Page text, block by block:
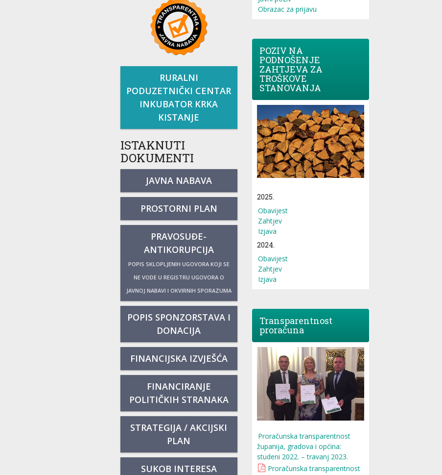
RURALNI
PODUZETNIČKI CENTAR
INKUBATOR KRKA
KISTANJE
ISTAKNUTI
DOKUMENTI
JAVNA NABAVA
PROSTORNI PLAN
PRAVOSUĐE-
ANTIKORUPCIJA
POPIS SKLOPLJENIH UGOVORA KOJI SE
NE VODE U REGISTRU UGOVORA O
JAVNOJ NABAVI I OKVIRNIH SPORAZUMA
POPIS SPONZORSTAVA I
DONACIJA
FINANCIJSKA IZVJEŠĆA
FINANCIRANJE
POLITIČKIH STRANAKA
STRATEGIJA / AKCIJSKI
PLAN
SUKOB INTERESA
Obrazac za prijavu
POZIV NA
PODNOŠENJE
ZAHTJEVA ZA
TROŠKOVE
STANOVANJA
2025.
Obavijest
Zahtjev
Izjava
2024.
Obavijest
Zahtjev
Izjava
Transparentnost
proračuna
Proračunska transparentnost
županija, gradova i općina:
studeni 2022. – travanj 2023.
Proračunska transparentnost